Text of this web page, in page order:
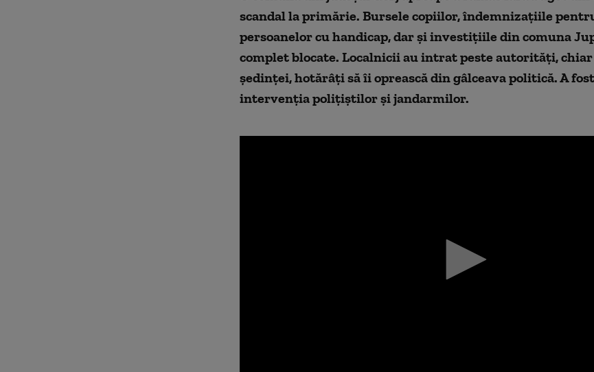
scandal la primărie. Bursele copiilor, îndemnizațiile
persoanelor cu handicap, dar și investițiile din comuna
complet blocate. Localnicii au intrat peste autorități,
ședinței, hotărâți să îi oprească din gâlceava politică. A
intervenția polițiștilor și jandarmilor.